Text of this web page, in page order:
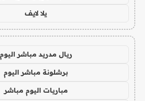
يلا لايف
ريال مدريد مباشر اليوم
برشلونة مباشر اليوم
مباريات اليوم مباشر